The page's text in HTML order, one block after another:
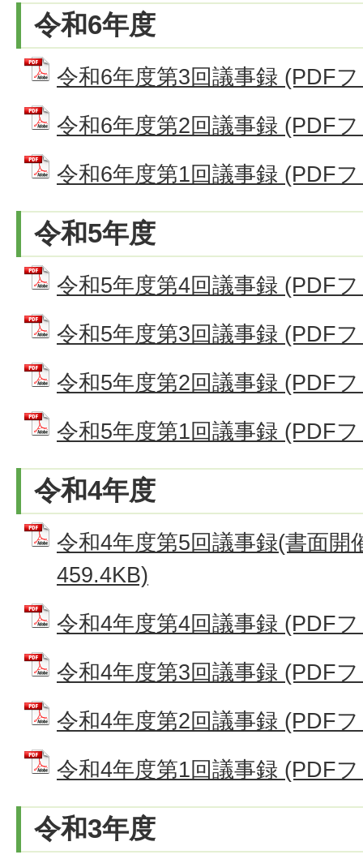
令和6年度
令和6年度第3回議事録 (PDF
令和6年度第2回議事録 (PDF
令和6年度第1回議事録 (PDF
令和5年度
令和5年度第4回議事録 (PDF
令和5年度第3回議事録 (PDF
令和5年度第2回議事録 (PDF
令和5年度第1回議事録 (PDF
令和4年度
令和4年度第5回議事録(書面開
459.4KB)
令和4年度第4回議事録 (PDF
令和4年度第3回議事録 (PDF
令和4年度第2回議事録 (PDF
令和4年度第1回議事録 (PDF
令和3年度